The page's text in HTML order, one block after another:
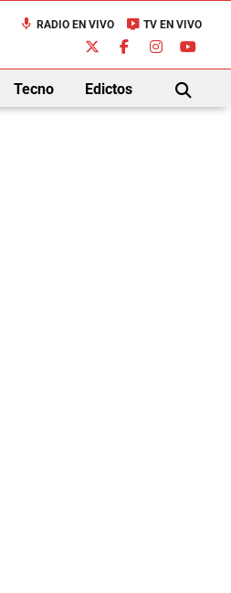
mic RADIO EN VIVO live_tv TV EN VIVO
Tecno Edictos
BUSCAR